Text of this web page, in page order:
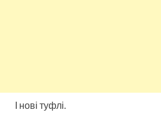
І нові туфлі.